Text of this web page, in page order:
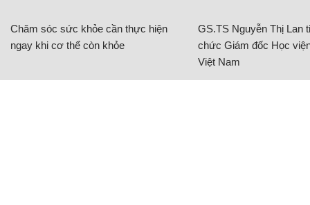
Chăm sóc sức khỏe cần thực hiện
ngay khi cơ thể còn khỏe
GS.TS Nguyễn Thị Lan
chức Giám đốc Học
Việt Nam